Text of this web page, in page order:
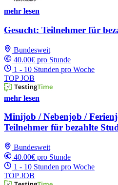
mehr lesen
Gesucht: Teilnehmer für
Bundesweit
40.00€ pro Stunde
1 - 10 Stunden pro Woche
TOP JOB
mehr lesen
Minijob / Nebenjob /
Teilnehmer für bezahlte
Bundesweit
40.00€ pro Stunde
1 - 10 Stunden pro Woche
TOP JOB